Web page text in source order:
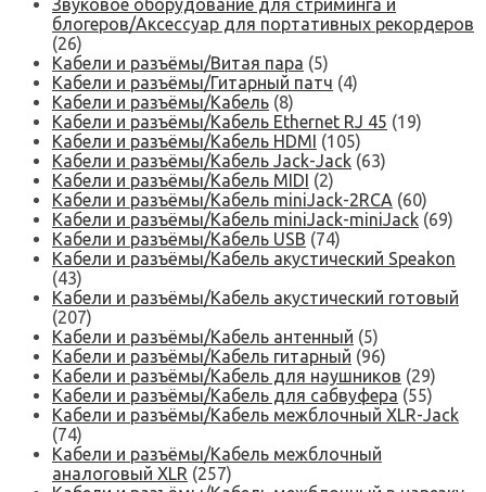
Звуковое оборудование для стриминга и
блогеров/Аксессуар для портативных рекордеров
(26)
Кабели и разъёмы/Витая пара (5)
Кабели и разъёмы/Гитарный патч (4)
Кабели и разъёмы/Кабель (8)
Кабели и разъёмы/Кабель Ethernet RJ 45 (19)
Кабели и разъёмы/Кабель HDMI (105)
Кабели и разъёмы/Кабель Jack-Jack (63)
Кабели и разъёмы/Кабель MIDI (2)
Кабели и разъёмы/Кабель miniJack-2RCA (60)
Кабели и разъёмы/Кабель miniJack-miniJack (69)
Кабели и разъёмы/Кабель USB (74)
Кабели и разъёмы/Кабель акустический Speakon
(43)
Кабели и разъёмы/Кабель акустический готовый
(207)
Кабели и разъёмы/Кабель антенный (5)
Кабели и разъёмы/Кабель гитарный (96)
Кабели и разъёмы/Кабель для наушников (29)
Кабели и разъёмы/Кабель для сабвуфера (55)
Кабели и разъёмы/Кабель межблочный XLR-Jack
(74)
Кабели и разъёмы/Кабель межблочный
аналоговый XLR (257)